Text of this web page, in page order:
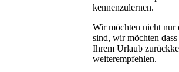
kennenzulernen.
Wir möchten nicht nur
sind, wir möchten
Ihrem Urlaub
weiterempfehlen.